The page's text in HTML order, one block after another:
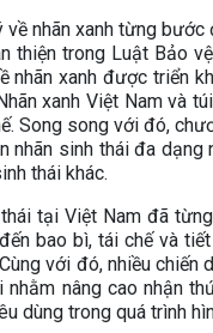
về nhãn xanh từng
thiện trong Luật Bảo
nhãn xanh được triển
xanh Việt Nam và
Song song với đó,
nhãn sinh thái đa
thái khác.
tại Việt Nam đã
bao bì, tái chế và
với đó, nhiều
nâng cao nhận
dùng trong quá trình